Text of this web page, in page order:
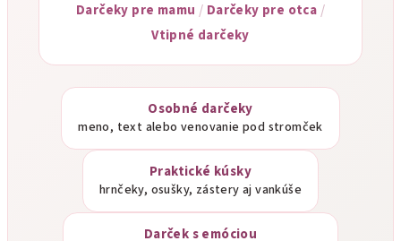
Darčeky pre mamu / Darčeky pre otca /
Vtipné darčeky
Osobné darčeky
meno, text alebo venovanie pod stromček
Praktické kúsky
hrnčeky, osušky, zástery aj vankúše
Darček s emóciou